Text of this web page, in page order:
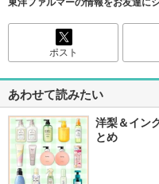
東洋ファルマーの情報をお友達に
ポスト
あわせて読みたい
洋梨＆イン
とめ